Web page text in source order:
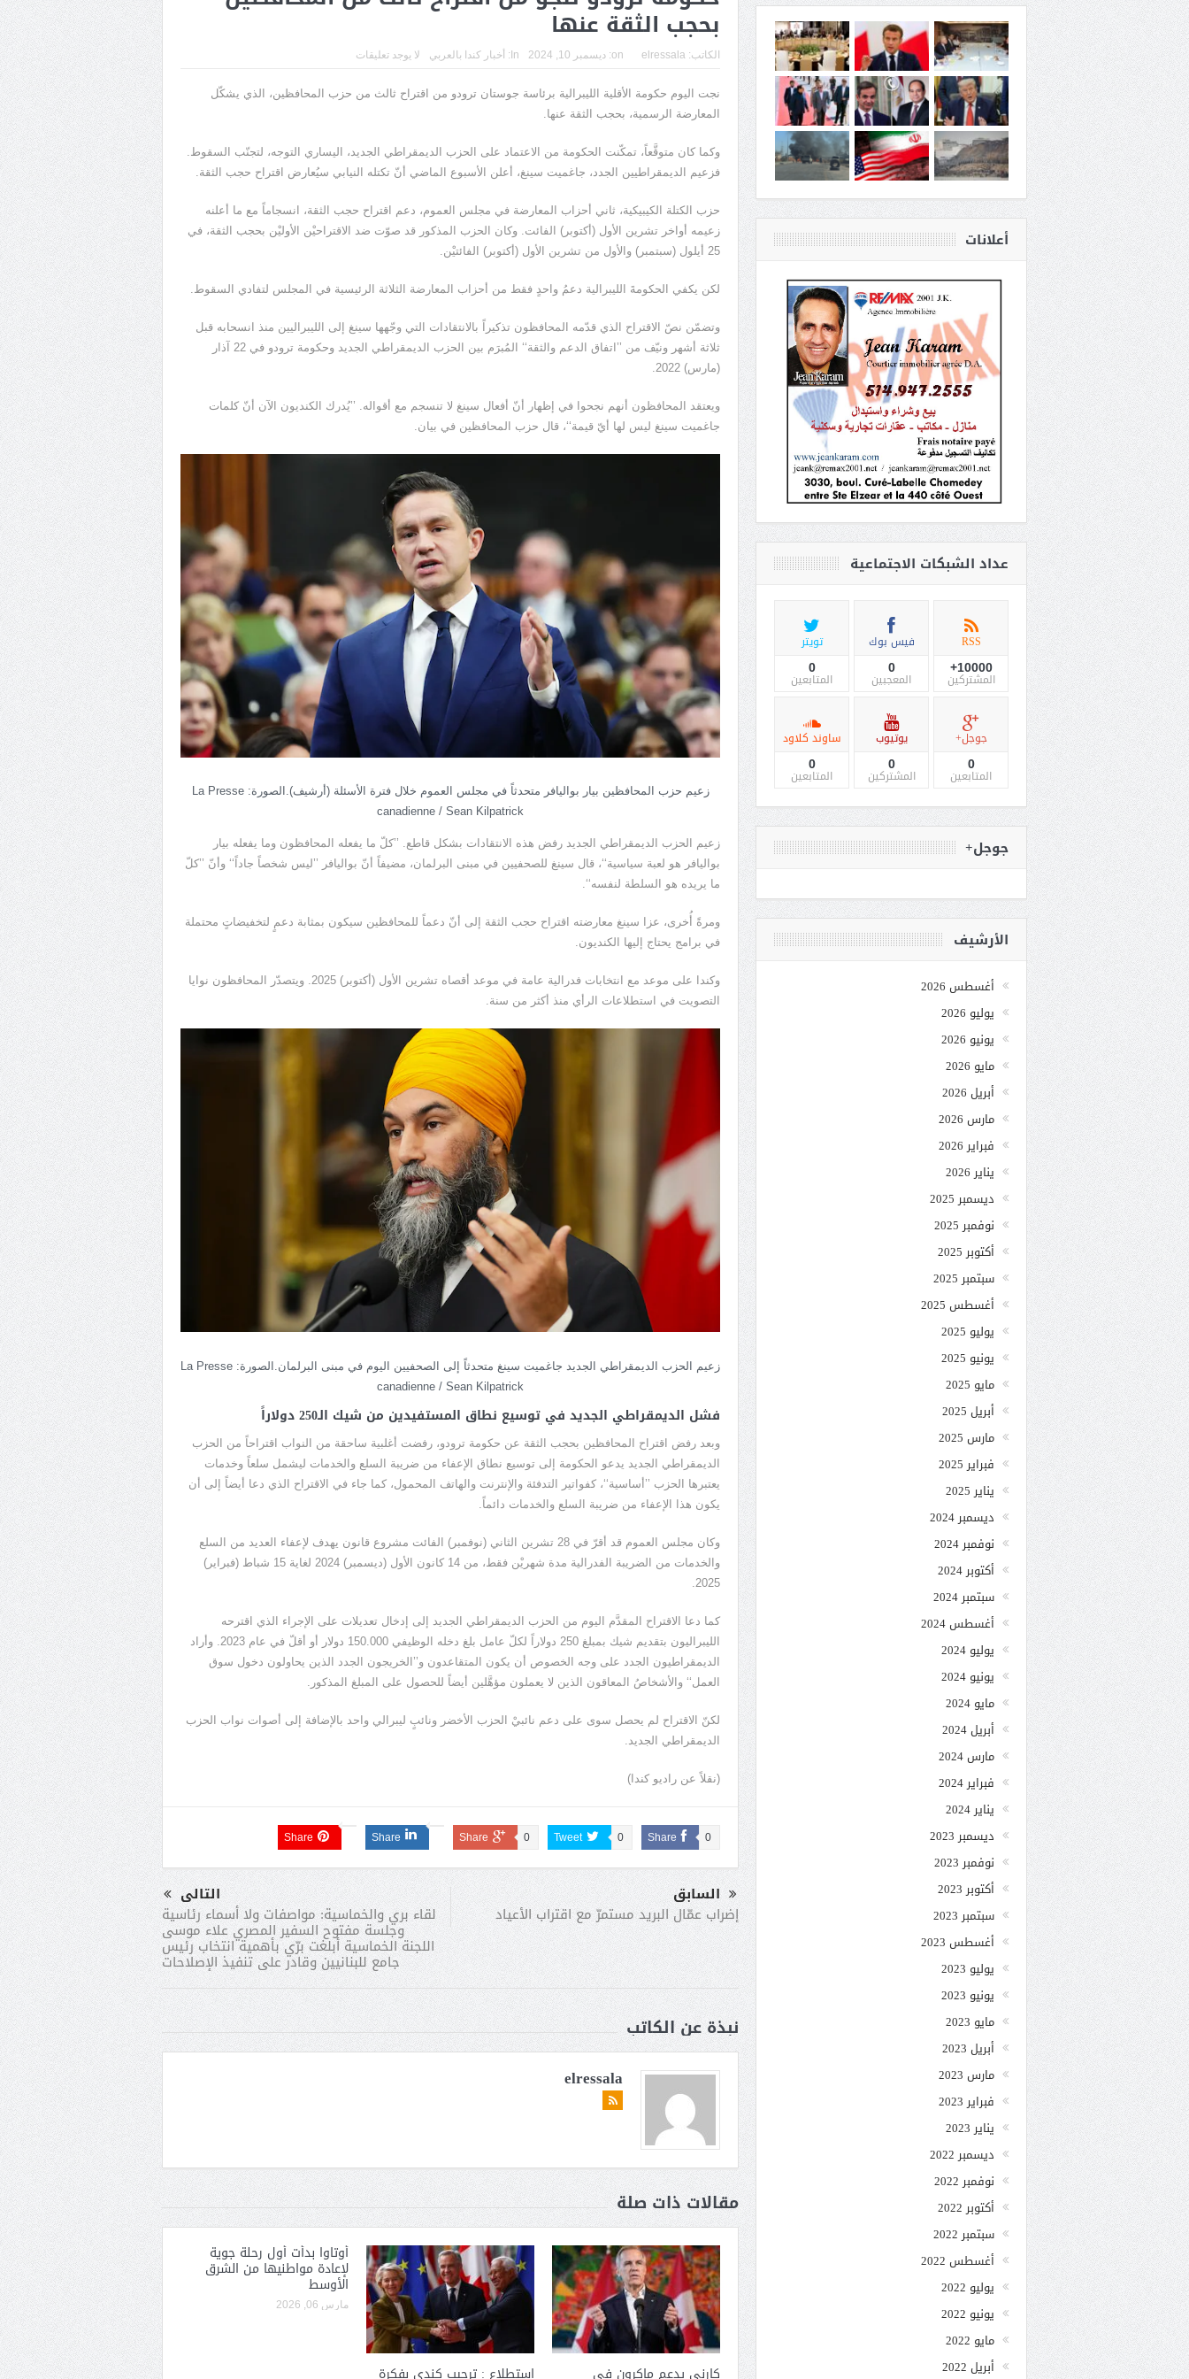
بحجب الثقة عنها
الكاتب: elressala
on: ديسمبر 10, 2024 In: أخبار كندا بالعربي لا يوجد تعليقات
نجت اليوم حكومة الأقلية الليبرالية برئاسة جوستان ترودو من اقتراح ثالث من حزب المحافظين، الذي يشكّل
المعارضة الرسمية، بحجب الثقة عنها.
وكما كان متوقَّعاً، تمكّنت الحكومة من الاعتماد على الحزب الديمقراطي الجديد، اليساري التوجه، لتجنّب السقوط.
فزعيم الديمقراطيين الجدد، جاغميت سينغ، أعلن الأسبوع الماضي أنّ تكتله النيابي سيُعارض اقتراح حجب الثقة.
حزب الكتلة الكيبيكية، ثاني أحزاب المعارضة في مجلس العموم، دعم اقتراح حجب الثقة، انسجاماً مع ما أعلنه
زعيمه أواخر تشرين الأول (أكتوبر) الفائت. وكان الحزب المذكور قد صوّت ضد الاقتراحيْن الأوليْن بحجب الثقة، في
25 أيلول (سبتمبر) والأول من تشرين الأول (أكتوبر) الفائتيْن.
لكن يكفي الحكومةَ الليبرالية دعمُ واحدٍ فقط من أحزاب المعارضة الثلاثة الرئيسية في المجلس لتفادي السقوط.
وتضمّن نصّ الاقتراح الذي قدّمه المحافظون تذكيراً بالانتقادات التي وجّهها سينغ إلى الليبراليين منذ انسحابه قبل
ثلاثة أشهر ونيّف من ’’اتفاق الدعم والثقة‘‘ المُبرَم بين الحزب الديمقراطي الجديد وحكومة ترودو في 22 آذار
(مارس) 2022.
ويعتقد المحافظون أنهم نجحوا في إظهار أنّ أفعال سينغ لا تنسجم مع أقواله. ’’يُدرك الكنديون الآن أنّ كلمات
جاغميت سينغ ليس لها أيّ قيمة‘‘، قال حزب المحافظين في بيان.
زعيم حزب المحافظين بيار بواليافر متحدثاً في مجلس العموم خلال فترة الأسئلة (أرشيف).الصورة: La Presse
canadienne / Sean Kilpatrick
زعيم الحزب الديمقراطي الجديد رفض هذه الانتقادات بشكل قاطع. ’’كلّ ما يفعله المحافظون وما يفعله بيار
بواليافر هو لعبة سياسية‘‘، قال سينغ للصحفيين في مبنى البرلمان، مضيفاً أنّ بواليافر ’’ليس شخصاً جاداً‘‘ وأنّ ’’كلّ
ما يريده هو السلطة لنفسه‘‘.
ومرةً أُخرى، عزا سينغ معارضته اقتراح حجب الثقة إلى أنّ دعماً للمحافظين سيكون بمثابة دعمٍ لتخفيضاتٍ محتملة
في برامج يحتاج إليها الكنديون.
وكندا على موعد مع انتخابات فدرالية عامة في موعد أقصاه تشرين الأول (أكتوبر) 2025. ويتصدّر المحافظون نوايا
التصويت في استطلاعات الرأي منذ أكثر من سنة.
زعيم الحزب الديمقراطي الجديد جاغميت سينغ متحدثاً إلى الصحفيين اليوم في مبنى البرلمان.الصورة: La Presse
canadienne / Sean Kilpatrick
فشل الديمقراطي الجديد في توسيع نطاق المستفيدين من شيك الـ250 دولاراً
وبعد رفض اقتراح المحافظين بحجب الثقة عن حكومة ترودو، رفضت أغلبية ساحقة من النواب اقتراحاً من الحزب
الديمقراطي الجديد يدعو الحكومة إلى توسيع نطاق الإعفاء من ضريبة السلع والخدمات ليشمل سلعاً وخدمات
يعتبرها الحزب ’’أساسية‘‘، كفواتير التدفئة والإنترنت والهاتف المحمول، كما جاء في الاقتراح الذي دعا أيضاً إلى أن
يكون هذا الإعفاء من ضريبة السلع والخدمات دائماً.
وكان مجلس العموم قد أقرّ في 28 تشرين الثاني (نوفمبر) الفائت مشروع قانون يهدف لإعفاء العديد من السلع
والخدمات من الضريبة الفدرالية مدة شهريْن فقط، من 14 كانون الأول (ديسمبر) 2024 لغاية 15 شباط (فبراير)
2025.
كما دعا الاقتراح المقدَّم اليوم من الحزب الديمقراطي الجديد إلى إدخال تعديلات على الإجراء الذي اقترحه
الليبراليون بتقديم شيك بمبلغ 250 دولاراً لكلّ عامل بلغ دخله الوظيفي 150.000 دولار أو أقلّ في عام 2023. وأراد
الديمقراطيون الجدد على وجه الخصوص أن يكون المتقاعدون و’’الخريجون الجدد الذين يحاولون دخول سوق
العمل‘‘ والأشخاصُ المعاقون الذين لا يعملون مؤهَّلين أيضاً للحصول على المبلغ المذكور.
لكنّ الاقتراح لم يحصل سوى على دعم نائبيْ الحزب الأخضر ونائبٍ ليبرالي واحد بالإضافة إلى أصوات نواب الحزب
الديمقراطي الجديد.
(نقلاً عن راديو كندا)
Share 0
Tweet 0
Share 0
Share
Share
السابق
إضراب عمّال البريد مستمرّ مع اقتراب الأعياد
التالى
لقاء بري والخماسية: مواصفات ولا أسماء رئاسية
وجلسة مفتوح السفير المصري علاء موسى
اللجنة الخماسية أبلغت برّي بأهمية انتخاب رئيس
جامع للبنانيين وقادر على تنفيذ الإصلاحات
نبذة عن الكاتب
elressala
مقالات ذات صلة
كارني يدعم ماكرون في استطلاع : ترحيب كندي بفكرة
أوتاوا بدأت أول رحلة جوية
لإعادة مواطنيها من الشرق
الأوسط
مارس 06, 2026
أعلانات
عداد الشبكات الاجتماعية
RSS
10000+
المشتركين
فيس بوك
0
المعجبين
تويتر
0
المتابعين
جوجل+
0
المتابعين
يوتيوب
0
المشتركين
ساوند كلاود
0
المتابعين
جوجل+
الأرشيف
أغسطس 2026
يوليو 2026
يونيو 2026
مايو 2026
أبريل 2026
مارس 2026
فبراير 2026
يناير 2026
ديسمبر 2025
نوفمبر 2025
أكتوبر 2025
سبتمبر 2025
أغسطس 2025
يوليو 2025
يونيو 2025
مايو 2025
أبريل 2025
مارس 2025
فبراير 2025
يناير 2025
ديسمبر 2024
نوفمبر 2024
أكتوبر 2024
سبتمبر 2024
أغسطس 2024
يوليو 2024
يونيو 2024
مايو 2024
أبريل 2024
مارس 2024
فبراير 2024
يناير 2024
ديسمبر 2023
نوفمبر 2023
أكتوبر 2023
سبتمبر 2023
أغسطس 2023
يوليو 2023
يونيو 2023
مايو 2023
أبريل 2023
مارس 2023
فبراير 2023
يناير 2023
ديسمبر 2022
نوفمبر 2022
أكتوبر 2022
سبتمبر 2022
أغسطس 2022
يوليو 2022
يونيو 2022
مايو 2022
أبريل 2022